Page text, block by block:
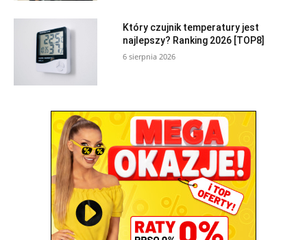
Który czujnik temperatury jest
najlepszy? Ranking 2026 [TOP8]
6 sierpnia 2026